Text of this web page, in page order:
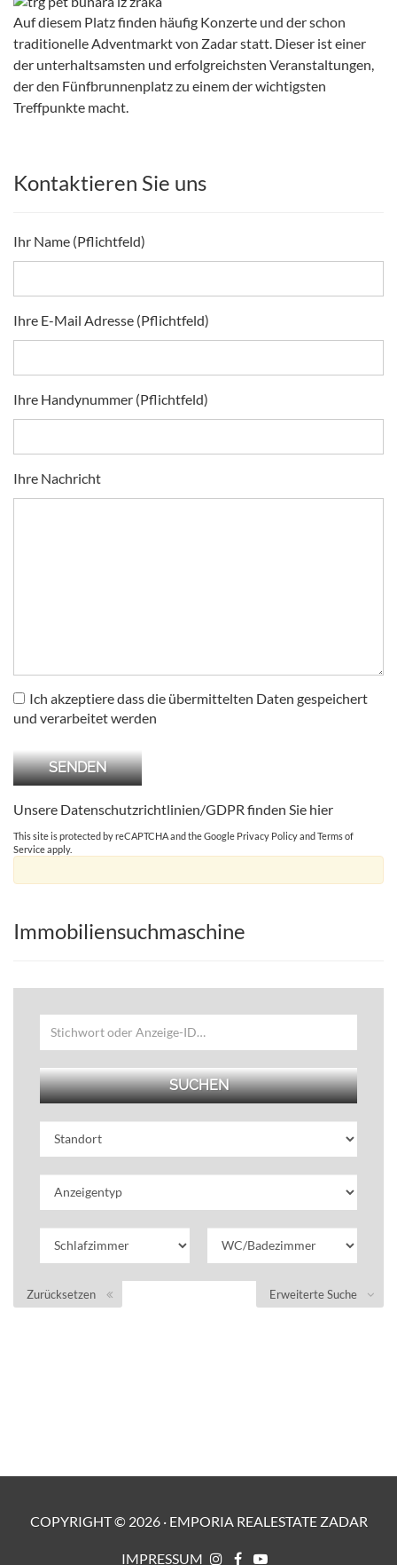
Auf diesem Platz finden häufig Konzerte und der schon
traditionelle Adventmarkt von Zadar statt. Dieser ist einer
der unterhaltsamsten und erfolgreichsten Veranstaltungen,
der den Fünfbrunnenplatz zu einem der wichtigsten
Treffpunkte macht.
Kontaktieren Sie uns
Ihr Name (Pflichtfeld)
Ihre E-Mail Adresse (Pflichtfeld)
Ihre Handynummer (Pflichtfeld)
Ihre Nachricht
Ich akzeptiere dass die übermittelten Daten gespeichert
und verarbeitet werden
Unsere Datenschutzrichtlinien/GDPR finden Sie hier
This site is protected by reCAPTCHA and the Google Privacy Policy andTerms of
Service apply.
Immobiliensuchmaschine
Erweiterte Suche
Zurücksetzen
COPYRIGHT © 2026· EMPORIA REALESTATE ZADAR
IMPRESSUM